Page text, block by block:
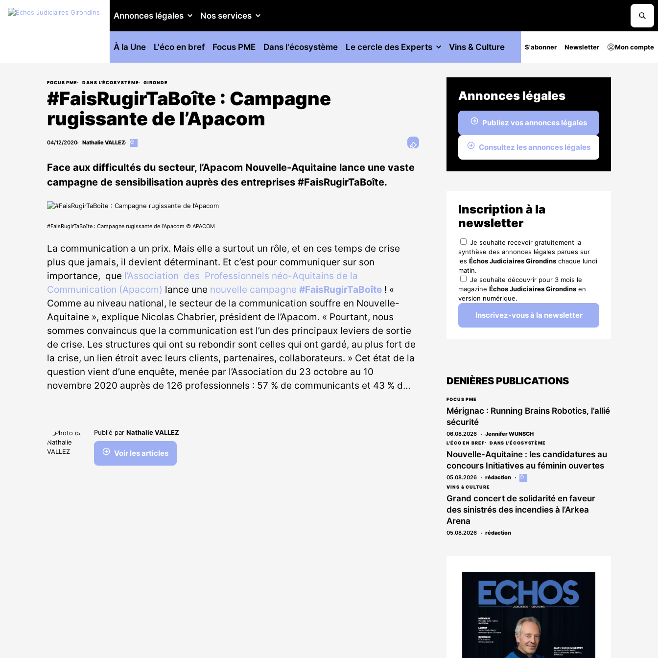
Annonces légales Nos services
À la Une L'éco en bref Focus PME Dans l'écosystème Le cercle des Experts Vins & Culture S'abonner Newsletter Mon compte
FOCUS PME DANS L'ÉCOSYSTÈME GIRONDE
#FaisRugirTaBoîte : Campagne
rugissante de l’Apacom
04/12/2020 Nathalie VALLEZ
Cet
réservé
aux
abonnés
Face aux difficultés du secteur, l’Apacom Nouvelle-Aquitaine lance une vaste
campagne de sensibilisation auprès des entreprises #FaisRugirTaBoîte.
#FaisRugirTaBoîte : Campagne rugissante de l’Apacom © APACOM
La communication a un prix. Mais elle a surtout un rôle, et en ces temps de crise
plus que jamais, il devient déterminant. Et c’est pour communiquer sur son
importance, que l’Association des Professionnels néo-Aquitains de la
Communication (Apacom) lance une nouvelle campagne #FaisRugirTaBoîte ! «
Comme au niveau national, le secteur de la communication souffre en Nouvelle-
Aquitaine », explique Nicolas Chabrier, président de l’Apacom. « Pourtant, nous
sommes convaincus que la communication est l’un des principaux leviers de sortie
de crise. Les structures qui ont su rebondir sont celles qui ont gardé, au plus fort de
la crise, un lien étroit avec leurs clients, partenaires, collaborateurs. » Cet état de la
question vient d’une enquête, menée par l’Association du 23 octobre au 10
novembre 2020 auprès de 126 professionnels : 57 % de communicants et 43 % d…
Publié par Nathalie VALLEZ
Voir les articles
Annonces légales
Publiez vos annonces légales
Consultez les annonces légales
Inscription à la
newsletter
Je souhaite recevoir gratuitement la
synthèse des annonces légales parues sur
les Échos Judiciaires Girondins chaque lundi
matin.
Je souhaite découvrir pour 3 mois le
magazine Échos Judiciaires Girondins en
version numérique.
Inscrivez-vous à la newsletter
DENIÈRES PUBLICATIONS
FOCUS PME
Mérignac : Running Brains Robotics, l’allié
sécurité
06.08.2026 Jennifer WUNSCH
L'ÉCO EN BREF DANS L'ÉCOSYSTÈME
Nouvelle-Aquitaine : les candidatures au
concours Initiatives au féminin ouvertes
05.08.2026 rédaction
Cet
réservé
aux
VINS & CULTURE
Grand concert de solidarité en faveur
des sinistrés des incendies à l’Arkea
Arena
05.08.2026 rédaction
Notre
dernier
magazine